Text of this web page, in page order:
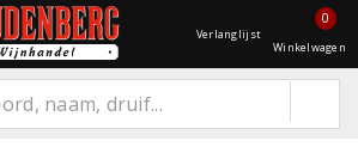
Verlanglijst
0
Winkelwagen